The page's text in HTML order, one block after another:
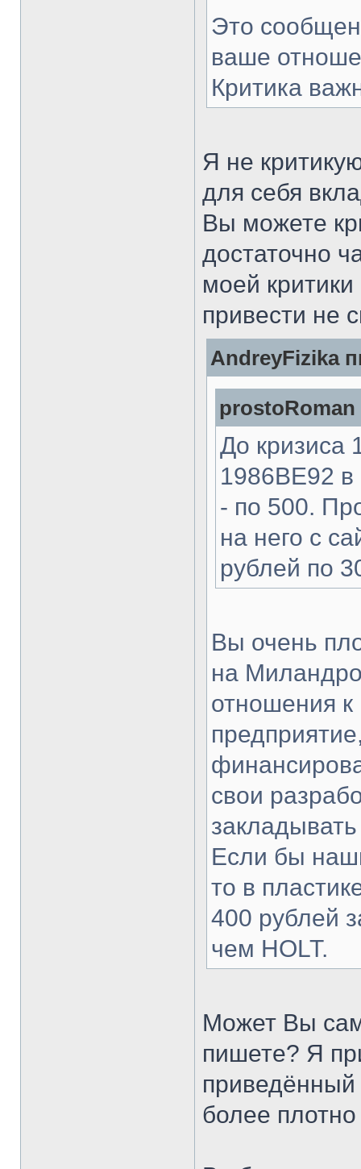
Это
ваше
Критика
Я не
для себя
Вы можете
достаточно
моей
привести не
AndreyFizika
prostoRoman
До кризиса
1986ВЕ92 в
- по 500.
на него с
рублей по
Вы очень
на
отношения
свои
Если бы
то в
400 рублей
чем HOLT.
Может Вы
пишете? Я
более